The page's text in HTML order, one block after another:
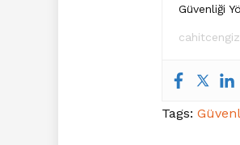
Güvenliği
Tags: